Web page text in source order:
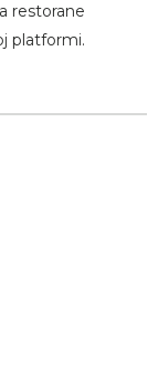
restorane
platformi.